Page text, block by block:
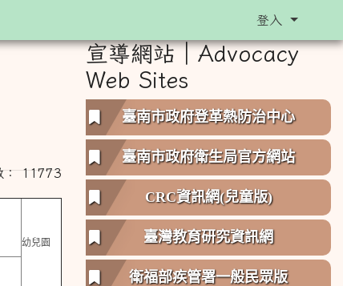
11773
幼兒園
宣導網站︱Advocacy
Web Sites
臺南市政府登革熱防治中心
臺南市政府衛生局官方網站
CRC資訊網(兒童版)
臺灣教育研究資訊網
衛福部疾管署一般民眾版
登入